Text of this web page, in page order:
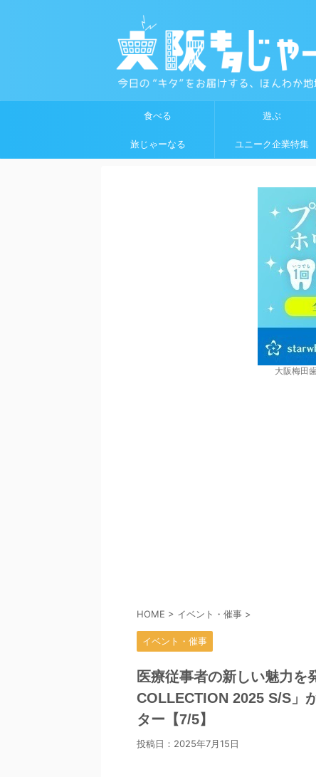
食べる 遊ぶ
旅じゃーなる ユニーク企業特集
大阪梅田
HOME > イベント・催事 >
イベント・催事
医療従事者の新しい魅力を
COLLECTION 2025 S/S」
ター【7/5】
投稿日： 2025年7月15日